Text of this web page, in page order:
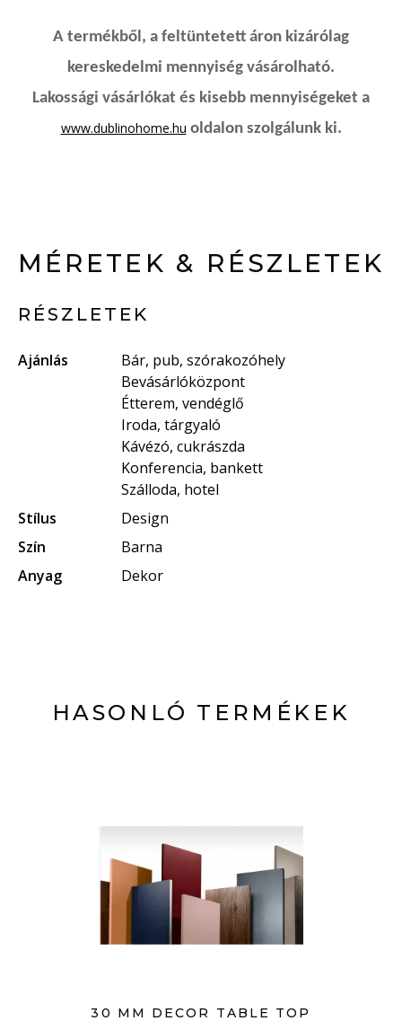
A termékből, a feltüntetett áron kizárólag
kereskedelmi mennyiség vásárolható.
Lakossági vásárlókat és kisebb mennyiségeket a
www.dublinohome.hu oldalon szolgálunk ki.
MÉRETEK & RÉSZLETEK
RÉSZLETEK
Ajánlás
Bár, pub, szórakozóhely
Bevásárlóközpont
Étterem, vendéglő
Iroda, tárgyaló
Kávézó, cukrászda
Konferencia, bankett
Szálloda, hotel
Stílus
Design
Szín
Barna
Anyag
Dekor
HASONLÓ TERMÉKEK
30 MM DECOR TABLE TOP